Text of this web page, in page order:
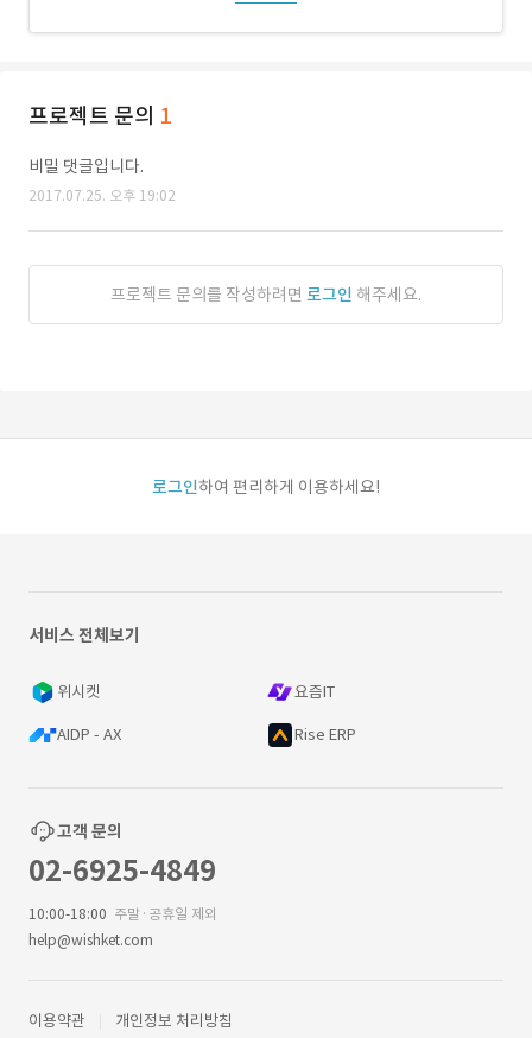
프로젝트 문의 1
비밀 댓글입니다.
2017.07.25. 오후 19:02
프로젝트 문의를 작성하려면 로그인 해주세요.
로그인하여 편리하게 이용하세요!
서비스 전체보기
위시켓 요즘IT
AIDP - AX Rise ERP
고객 문의
02-6925-4849
10:00-18:00 주말·공휴일 제외
help@wishket.com
이용약관 개인정보 처리방침